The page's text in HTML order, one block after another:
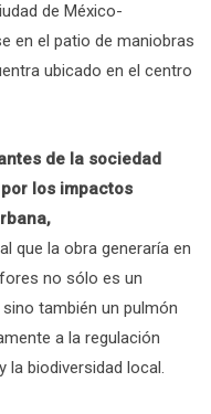
de México-
en el patio de maniobras
ubicado en el centro
de la sociedad
los impactos
que la obra generaría en
no sólo es un
también un pulmón
a la regulación
la biodiversidad local.